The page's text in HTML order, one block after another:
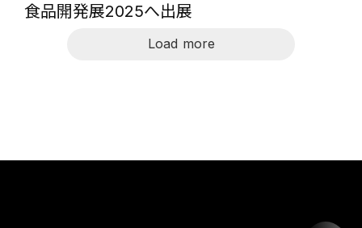
食品開発展2025へ出展
Load more